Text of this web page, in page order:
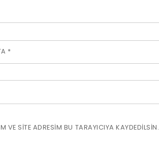
*
SITE ADRESIM BU TARAYICIYA KAYDEDILSIN.